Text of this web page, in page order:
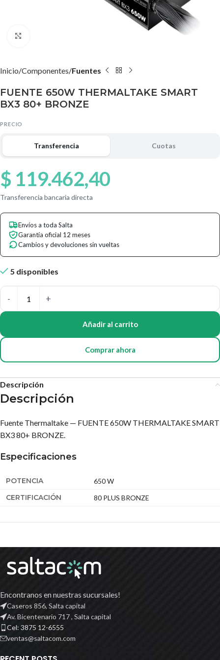
Inicio Componentes Fuentes
FUENTE 650W THERMALTAKE SMART
BX3 80+ BRONZE
PRECIO
Transferencia Cuotas
$ 119.462,40
Transferencia bancaria directa
Envíos a toda Salta
Garantía oficial 12 meses
Cambios y devoluciones sin vueltas
5 disponibles
Añadir al carrito
Comprar ahora
Descripción
Descripción
Fuente Thermaltake — FUENTE 650W THERMALTAKE SMART
BX3 80+ BRONZE.
Especificaciones
POTENCIA 650 W
CERTIFICACIÓN 80 PLUS BRONZE
Encontranos en nuestras sucursales!
Caseros 856, Salta capital
Av. Bicentenario 717 , Salta capital
Cel: 3875 12-6555
ventas@saltacom.com